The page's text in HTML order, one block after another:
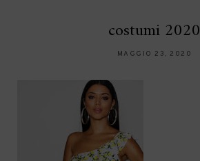
costumi 2020
MAGGIO 23, 2020